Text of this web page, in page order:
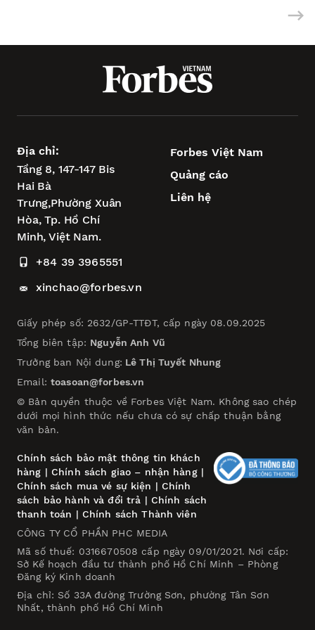
Địa chỉ:
Tầng 8, 147-147 Bis
Hai Bà
Trưng,Phường Xuân
Hòa,Tp. Hồ Chí
Minh, Việt Nam.
+84 39 3965551
xinchao@forbes.vn
Forbes Việt Nam
Quảng cáo
Liên hệ
Giấy phép số: 2632/GP-TTĐT, cấp ngày 08.09.2025
Tổng biên tập: Nguyễn Anh Vũ
Trưởng ban Nội dung: Lê Thị Tuyết Nhung
Email: toasoan@forbes.vn
© Bản quyền thuộc về Forbes Việt Nam. Không sao chép
dưới mọi hình thức nếu chưa có sự chấp thuận bằng
văn bản.
Chính sách bảo mật thông tin khách
hàng | Chính sách giao – nhận hàng|
Chính sách mua vé sự kiện | Chính
sách bảo hành và đổi trả | Chính sách
thanh toán | Chính sách Thành viên
CÔNG TY CỔ PHẦN PHC MEDIA
Mã số thuế: 0316670508 cấp ngày 09/01/2021. Nơi cấp:
Sở Kế hoạch đầu tư thành phố Hồ Chí Minh – Phòng
Đăng ký Kinh doanh
Địa chỉ: Số 33A đường Trường Sơn, phường Tân Sơn
Nhất, thành phố Hồ Chí Minh